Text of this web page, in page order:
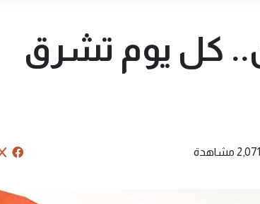
كل يوم تشرق
2,071 مشاهدة